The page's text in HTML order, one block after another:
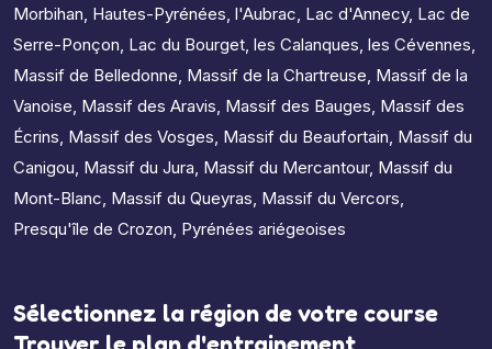
Morbihan, Hautes-Pyrénées, l'Aubrac, Lac d'Annecy, Lac de
Serre-Ponçon, Lac du Bourget, les Calanques, les Cévennes,
Massif de Belledonne, Massif de la Chartreuse, Massif de la
Vanoise, Massif des Aravis, Massif des Bauges, Massif des
Écrins, Massif des Vosges, Massif du Beaufortain, Massif du
Canigou, Massif du Jura, Massif du Mercantour, Massif du
Mont-Blanc, Massif du Queyras, Massif du Vercors,
Presqu'île de Crozon, Pyrénées ariégeoises
Sélectionnez la région de votre course